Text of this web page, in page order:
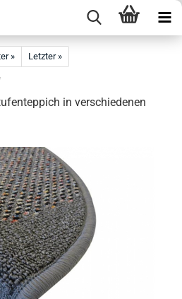
»
Letzter »
in verschiedenen